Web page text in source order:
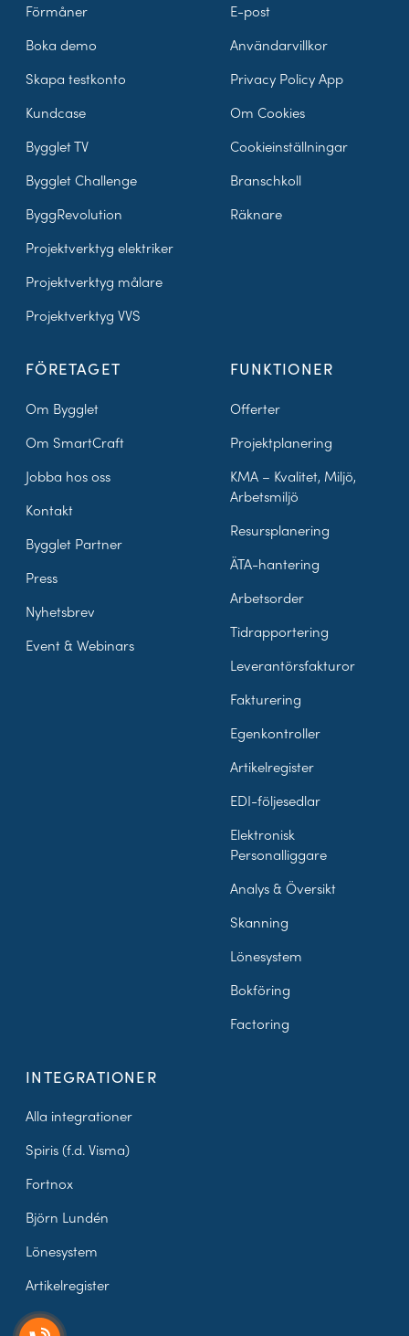
Förmåner
Boka demo
Skapa testkonto
Kundcase
Bygglet TV
Bygglet Challenge
ByggRevolution
Projektverktyg elektriker
Projektverktyg målare
Projektverktyg VVS
E-post
Användarvillkor
Privacy Policy App
Om Cookies
Cookieinställningar
Branschkoll
Räknare
FÖRETAGET
Om Bygglet
Om SmartCraft
Jobba hos oss
Kontakt
Bygglet Partner
Press
Nyhetsbrev
Event & Webinars
FUNKTIONER
Offerter
Projektplanering
KMA – Kvalitet, Miljö,
Arbetsmiljö
Resursplanering
ÄTA-hantering
Arbetsorder
Tidrapportering
Leverantörsfakturor
Fakturering
Egenkontroller
Artikelregister
EDI-följesedlar
Elektronisk
Personalliggare
Analys & Översikt
Skanning
Lönesystem
Bokföring
Factoring
INTEGRATIONER
Alla integrationer
Spiris (f.d. Visma)
Fortnox
Björn Lundén
Lönesystem
Artikelregister